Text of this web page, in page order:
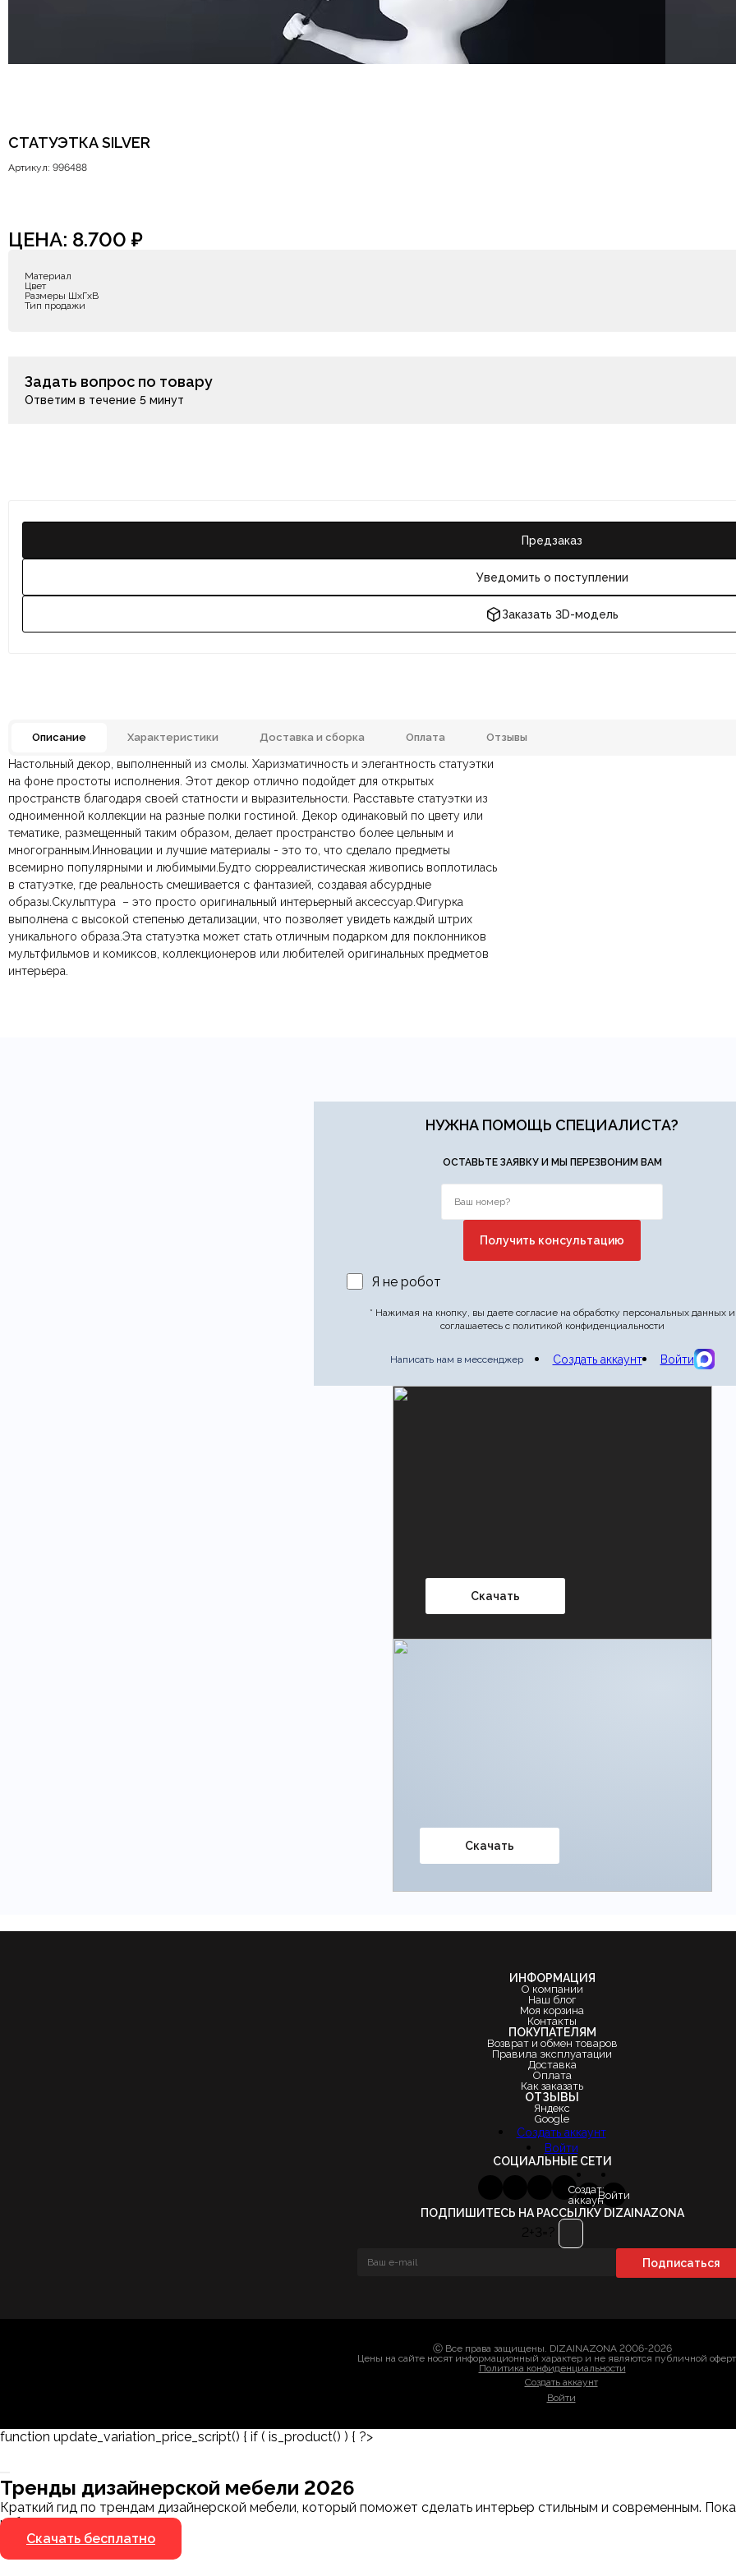
СТАТУЭТКА SILVER
Артикул: 996488
Предзаказ
Уведомить о поступлении
Заказать 3D-модель
ЦЕНА: 8.700 ₽
Материал
Цвет
Размеры ШxГxВ
Тип продажи
Задать вопрос по товару
Ответим в течение 5 минут
Описание Характеристики Доставка и сборка Оплата Отзывы
Настольный декор, выполненный из смолы. Харизматичность и элегантность статуэтки
на фоне простоты исполнения. Этот декор отлично подойдет для открытых
пространств благодаря своей статности и выразительности. Расставьте статуэтки из
одноименной коллекции на разные полки гостиной. Декор одинаковый по цвету или
тематике, размещенный таким образом, делает пространство более цельным и
многогранным.Инновации и лучшие материалы - это то, что сделало предметы
всемирно популярными и любимыми.Будто сюрреалистическая живопись воплотилась
в статуэтке, где реальность смешивается с фантазией, создавая абсурдные
образы.Cкульптура – это просто оригинальный интерьерный аксессуар.Фигурка
выполнена с высокой степенью детализации, что позволяет увидеть каждый штрих
уникального образа.Эта статуэтка может стать отличным подарком для поклонников
мультфильмов и комиксов, коллекционеров или любителей оригинальных предметов
интерьера.
Материал Металл, Стекло, Полисмола
Размеры ШxГxВ
По всей России:отправляем через транспортную компаниюСДЭК. Срок доставки —
По Москве и Санкт-Петербургу:быстраяЯндекс.Доставка— доставка в день заказа.
Оплата в салоне-магазине— наличными или картой при самовывозе.
Безналичная оплата по счёту— для юридических и физических лиц.
Онлайн оплата картой — быстрая и безопасная через сайт.
Отзывов ещё нет. Напишите первым.
Ваша общая оценка
Заголовок вашего отзыва
НУЖНА ПОМОЩЬ СПЕЦИАЛИСТА?
ОСТАВЬТЕ ЗАЯВКУ И МЫ ПЕРЕЗВОНИМ ВАМ
Я не робот
* Нажимая на кнопку, вы даете согласие на обработку персональных данных и
соглашаетесь с политикой конфиденциальности
Написать нам в мессенджер Создать аккаунт Войти
Скачать
Скачать
ИНФОРМАЦИЯ
О компании
Наш блог
Моя корзина
Контакты
ПОКУПАТЕЛЯМ
Возврат и обмен товаров
Правила эксплуатации
Доставка
Оплата
Как заказать
ОТЗЫВЫ
Яндекс
Google
Создать аккаунт
Войти
СОЦИАЛЬНЫЕ СЕТИ
Создать
аккаунтВойти
ПОДПИШИТЕСЬ НА РАССЫЛКУ DIZAINAZONA
2+3=?
Ⓒ Все права защищены. DIZAINAZONA 2006-2026
Цены на сайте носят информационный характер и не являются публичной
Политика конфиденциальности
Создать аккаунт
Войти
Заказать 3D-модель
Я не робот
Скачать каталог
Мы пришлём ссылку для скачивания на указанный
номер
function update_variation_price_script() { if ( is_product() ) { ?>
Тренды дизайнерской мебели 2026
Краткий гид по трендам дизайнерской мебели, который поможет сделать интерьер стильным и современным.
избегать.
Скачать бесплатно